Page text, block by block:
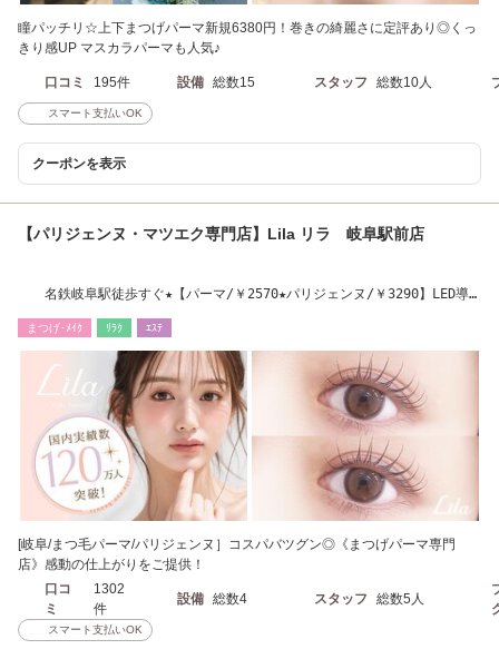
瞳パッチリ☆上下まつげパーマ新規6380円！巻きの綺麗さに定評あり◎くっ
きり感UP マスカラパーマも人気♪
口コミ 195件 設備 総数15 スタッフ 総数10人
スマート支払いOK
クーポンを表示
【パリジェンヌ・マツエク専門店】Lila リラ 岐阜駅前店
名鉄岐阜駅徒歩すぐ★【パーマ/￥2570★パリジェンヌ/￥3290】LED導
まつげ･ﾒｲｸ ﾘﾗｸ ｴｽﾃ
[岐阜/まつ毛パーマ/パリジェンヌ］コスパバツグン◎《まつげパーマ専門
店》感動の仕上がりをご提供！
口コ
ミ
1302
件
設備 総数4 スタッフ 総数5人
スマート支払いOK